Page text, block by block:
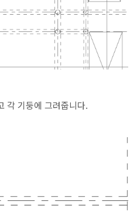
각 기둥에 그려줍니다.